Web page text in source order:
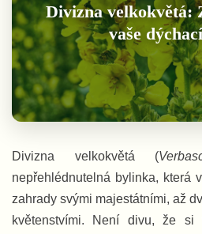
Divizna velkokvětá:
vaše
Divizna velkokvětá (
nepřehlédnutelná bylinka, která
zahrady svými majestátními, až
květenstvími. Není divu, že si